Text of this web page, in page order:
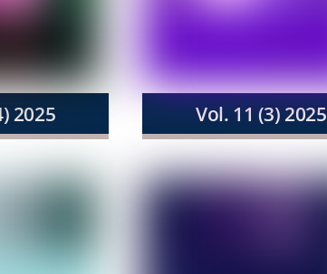
2025 Vol. 11 (3) 2025